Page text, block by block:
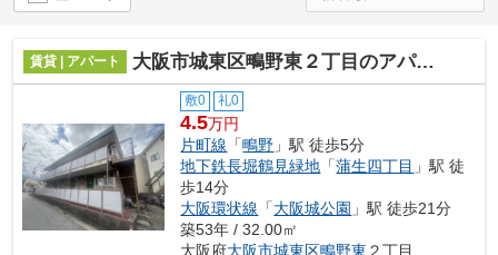
賃貸 | アパート 大阪市城東区鴫野東２丁目のアパート
敷0 礼0
4.5万円
片町線 「鴫野 」駅 徒歩5分
地下鉄長堀鶴見緑地 「蒲生四丁目 」駅 徒
歩14分
大阪環状線 「大阪城公園 」駅 徒歩21分
築53年 / 32.00㎡
大阪府大阪市城東区鴫野東 ２丁目